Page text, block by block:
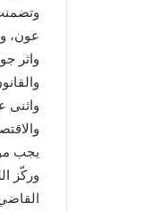
عون،
واثر
واثنى
يجب
وركّز